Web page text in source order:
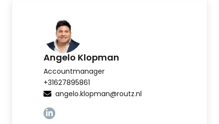
Angelo Klopman
Accountmanager
+31627895861
angelo.klopman@routz.nl
Linkedin